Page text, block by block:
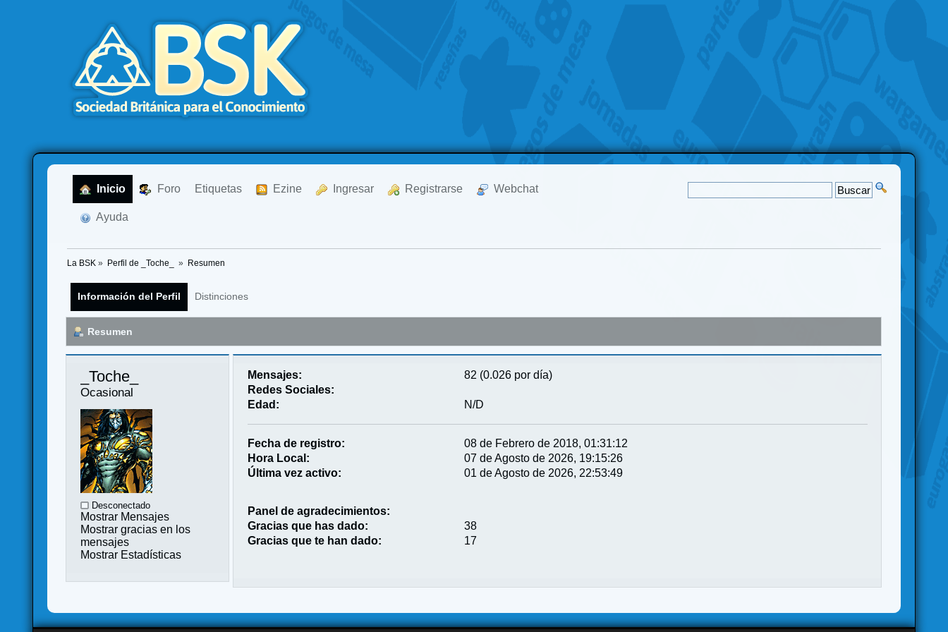
Inicio Foro Etiquetas Ezine Ingresar Registrarse Webchat
Ayuda
La BSK » Perfil de _Toche_ » Resumen
Información del Perfil Distinciones
Resumen
_Toche_
Ocasional
Desconectado
Mostrar Mensajes
Mostrar gracias en los
mensajes
Mostrar Estadísticas
Mensajes:
82 (0.026 por día)
Redes Sociales:
Edad:
N/D
Fecha de registro:
08 de Febrero de 2018, 01:31:12
Hora Local:
07 de Agosto de 2026, 19:15:26
Última vez activo:
01 de Agosto de 2026, 22:53:49
Panel de agradecimientos:
Gracias que has dado:
38
Gracias que te han dado:
17